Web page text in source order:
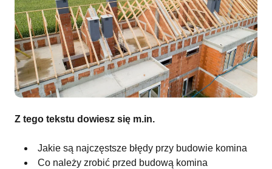
Z tego tekstu dowiesz się m.in.
Jakie są najczęstsze błędy przy budowie komina
Co należy zrobić przed budową komina